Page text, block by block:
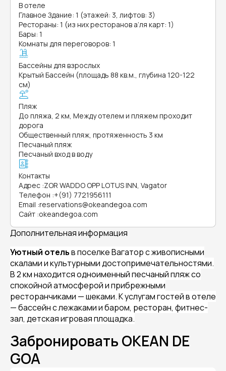
В отеле
Главное Здание: 1 (этажей: 3, лифтов: 3)
Рестораны: 1 (из них ресторанов а’ля карт: 1)
Бары: 1
Комнаты для переговоров: 1
Бассейны для взрослых
Крытый Бассейн (площадь 88 кв.м., глубина 120-122
см)
Пляж
До пляжа, 2 км, Между отелем и пляжем проходит
дорога
Общественный пляж, протяженность 3 км
Песчаный пляж
Песчаный вход в воду
Контакты
Адрес :ZOR WADDO OPP LOTUS INN, Vagator
Телефон :+(91) 7721956111
Email :reservations@okeandegoa.com
Сайт :okeandegoa.com
Дополнительная информация
Уютный отельв поселке Вагатор с живописными
скалами и культурными достопримечательностями.
В 2 км находится одноименный песчаный пляж со
спокойной атмосферой и прибрежными
ресторанчиками — шеками. К услугам гостей в отеле
— бассейн с лежаками и баром, ресторан, фитнес-
зал, детская игровая площадка.
Забронировать OKEAN DE
GOA